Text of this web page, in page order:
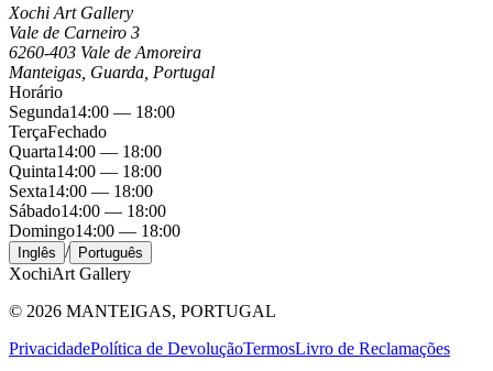
Xochi Art Gallery
Vale de Carneiro 3
6260-403 Vale de Amoreira
Manteigas, Guarda, Portugal
Horário
Segunda14:00 — 18:00
TerçaFechado
Quarta14:00 — 18:00
Quinta14:00 — 18:00
Sexta14:00 — 18:00
Sábado14:00 — 18:00
Domingo14:00 — 18:00
Inglês / Português
XochiArt Gallery
© 2026 MANTEIGAS, PORTUGAL
PrivacidadePolítica de DevoluçãoTermosLivro de Reclamações